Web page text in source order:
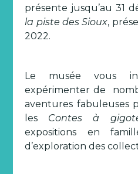
présente jusqu’au 31
la piste des Sioux,
2022.
Le musée vous
expérimenter de
aventures fabuleuses
les Contes à
expositions en
d’exploration des